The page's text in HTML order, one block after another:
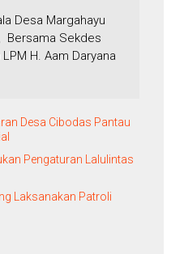
Desa Margahayu
Bersama Sekdes
H. Aam Daryana
Desa Cibodas Pantau
Pengaturan Lalulintas
Laksanakan Patroli